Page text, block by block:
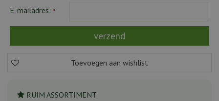
E-mailadres: *
RUIM ASSORTIMENT